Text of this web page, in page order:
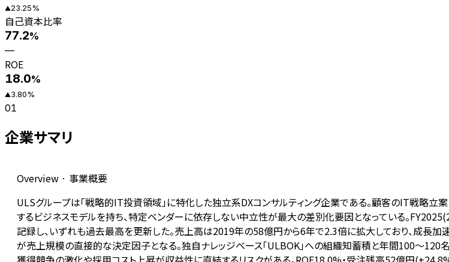
▲23.25%
自己資本比率
77.2%
—
ROE
18.0%
▲3.80%
01
企業サマリ
Overview · 事業概要
ULSグループは「戦略的IT投資領域」に特化した独立系DXコンサルティング企業である。顧客のIT戦略立
するビジネスモデルを持ち、特定ベンダーに依存しない中立性が最大の差別化要因となっている。
記録し、いずれも過去最高を更新した。売上高は2019年の58億円から6年で2.3倍に拡大しており、成長
が売上規模の直接的な決定因子となる。独自ナレッジベース「ULBOK」への組織知蓄積と年間100〜